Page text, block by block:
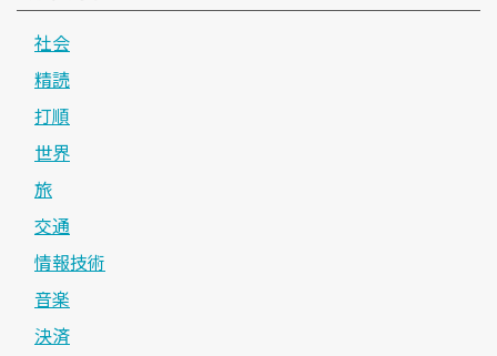
社会
精読
打順
世界
旅
交通
情報技術
音楽
決済